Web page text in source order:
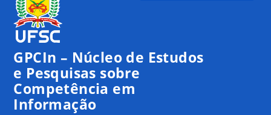
Canais
GPCIn – Núcleo de Estudos
e Pesquisas sobre
Competência em
Informação